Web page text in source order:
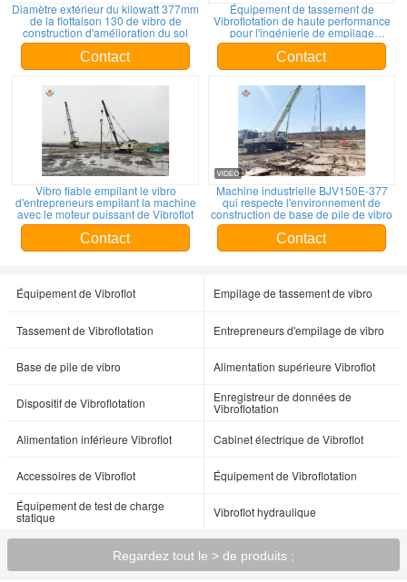
Diamètre extérieur du kilowatt 377mm
de la flottaison 130 de vibro de
construction d'amélioration du sol
Contact
Équipement de tassement de
Vibroflotation de haute performance
pour l'ingénierie de empilage
profonde
Contact
Vibro fiable empilant le vibro
d'entrepreneurs empilant la machine
avec le moteur puissant de Vibroflot
Contact
Machine industrielle BJV150E-377
qui respecte l'environnement de
construction de base de pile de vibro
Contact
Équipement de Vibroflot Empilage de tassement de vibro
Tassement de Vibroflotation Entrepreneurs d'empilage de vibro
Base de pile de vibro Alimentation supérieure Vibroflot
Dispositif de Vibroflotation Enregistreur de données de
Vibroflotation
Alimentation inférieure Vibroflot
Cabinet électrique de Vibroflot
Accessoires de Vibroflot
Équipement de Vibroflotation
Équipement de test de charge
statique Vibroflot hydraulique
Regardez tout le > de produits ;